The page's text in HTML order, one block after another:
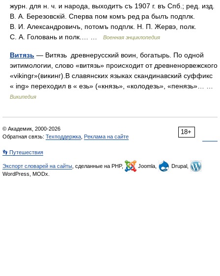
журн. для н. ч. и народа, выходитъ съ 1907 г. въ Спб.; ред. изд.
В. А. Березовскій. Сперва пом комъ ред ра былъ подплк.
В. И. Александровичъ, потомъ подплк. Н. П. Жервэ, полк.
С. А. Головань и полк.… …
Военная энциклопедия
Витязь — Витязь древнерусский воин, богатырь. По одной
эитимологии, слово «витязь» происходит от древненорвежского
«vikingr»(викинг).В славянских языках скандинавский суффикс
« ing» переходил в « езь» («князь», «колодезь», «пенязь»… …
Википедия
18+
© Академик, 2000-2026
Обратная связь: Техподдержка Реклама на сайте
👣 Путешествия
Экспорт словарей на сайты , сделанные на PHP, Joomla,
Drupal,
WordPress, MODx.